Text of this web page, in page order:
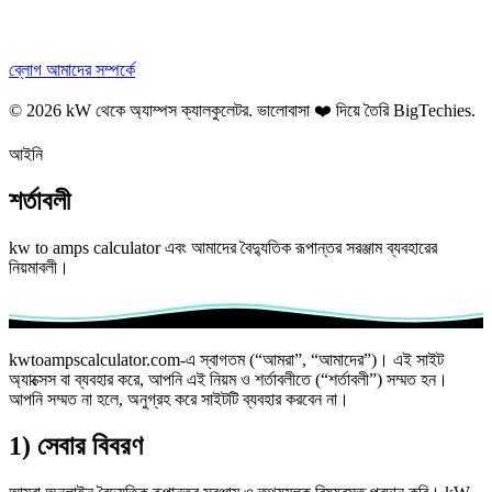
ব্লোগ আমাদের সম্পর্কে
© 2026 kW থেকে অ্যাম্পস ক্যালকুলেটর. ভালোবাসা ❤️ দিয়ে তৈরিBigTechies.
আইনি
শর্তাবলী
kw to amps calculator এবং আমাদের বৈদ্যুতিক রূপান্তর সরঞ্জাম ব্যবহারের
নিয়মাবলী।
kwtoampscalculator.com-এ স্বাগতম (“আমরা”, “আমাদের”)। এই সাইট
অ্যাক্সেস বা ব্যবহার করে, আপনি এই নিয়ম ও শর্তাবলীতে (“শর্তাবলী”) সম্মত হন।
আপনি সম্মত না হলে, অনুগ্রহ করে সাইটটি ব্যবহার করবেন না।
1) সেবার বিবরণ